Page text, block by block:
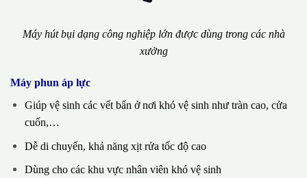
Máy hút bụi dạng công nghiệp lớn được dùng trong các nhà
xưởng
Máy phun áp lực
Giúp vệ sinh các vết bẩn ở nơi khó vệ sinh như tràn cao, cửa
cuốn,…
Dễ di chuyển, khả năng xịt rửa tốc độ cao
Dùng cho các khu vực nhân viên khó vệ sinh